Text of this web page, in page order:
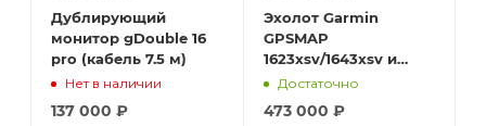
Дублирующий
монитор gDouble 16
pro (кабель 7.5 м)
Нет в наличии
137 000 ₽
Эхолот Garmin
GPSMAP
1623xsv/1643xsv и
Panoptix LVS34&GLS10
Достаточно
473 000 ₽